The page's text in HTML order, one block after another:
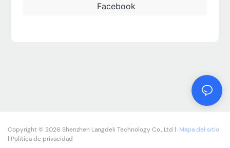
Facebook
Copyright © 2026 Shenzhen Langdeli Technology Co., Ltd | Mapa del sitio
| Política de privacidad